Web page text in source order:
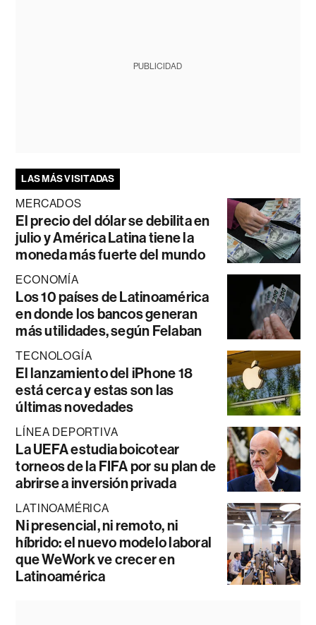
PUBLICIDAD
LAS MÁS VISITADAS
MERCADOS
El precio del dólar se debilita en
julio y América Latina tiene la
moneda más fuerte del mundo
ECONOMÍA
Los 10 países de Latinoamérica
en donde los bancos generan
más utilidades, según Felaban
TECNOLOGÍA
El lanzamiento del iPhone 18
está cerca y estas son las
últimas novedades
LÍNEA DEPORTIVA
La UEFA estudia boicotear
torneos de la FIFA por su plan de
abrirse a inversión privada
LATINOAMÉRICA
Ni presencial, ni remoto, ni
híbrido: el nuevo modelo laboral
que WeWork ve crecer en
Latinoamérica